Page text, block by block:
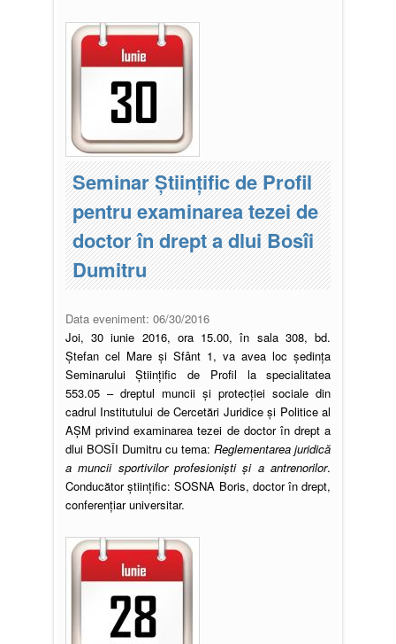
Seminar Științific de Profil
pentru examinarea tezei de
doctor în drept a dlui Bosîi
Dumitru
Data eveniment: 06/30/2016
Joi, 30 iunie 2016, ora 15.00, în sala 308, bd.
Ștefan cel Mare și Sfânt 1, va avea loc şedinţa
Seminarului Ştiinţific de Profil la specialitatea
553.05 – dreptul muncii și protecției sociale din
cadrul Institutului de Cercetări Juridice şi Politice al
AŞM privind examinarea tezei de doctor în drept a
dlui BOSÎI Dumitru cu tema:Reglementarea juridică
a muncii sportivilor profesioniști și a antrenorilor.
Conducător ştiinţific: SOSNA Boris, doctor în drept,
conferențiar universitar.